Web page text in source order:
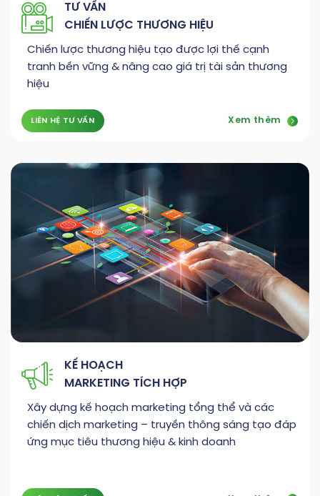
TƯ VẤN
CHIẾN LƯỢC THƯƠNG HIỆU
Chiến lược thương hiệu tạo được lợi thế cạnh
tranh bền vững & nâng cao giá trị tài sản thương
hiệu
LIÊN HỆ TƯ VẤN Xem thêm
KẾ HOẠCH
MARKETING TÍCH HỢP
Xây dựng kế hoạch marketing tổng thể và các
chiến dịch marketing – truyền thông sáng tạo đáp
ứng mục tiêu thương hiệu & kinh doanh